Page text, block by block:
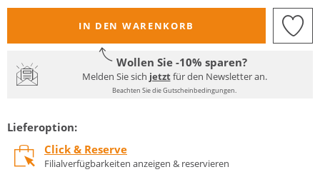
IN DEN WARENKORB
Wollen Sie -10% sparen?
Melden Sie sich jetztfür den Newsletter an.
Beachten Sie die Gutscheinbedingungen.
Lieferoption:
Click & Reserve
Filialverfügbarkeiten anzeigen & reservieren